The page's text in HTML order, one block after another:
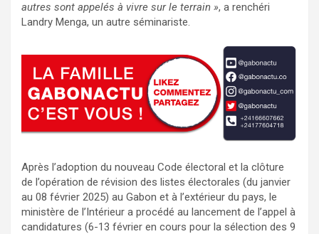
autres sont appelés à vivre sur le terrain », a renchéri
Landry Menga, un autre séminariste.
Après l’adoption du nouveau Code électoral et la clôture
de l’opération de révision des listes électorales (du janvier
au 08 février 2025) au Gabon et à l’extérieur du pays, le
ministère de l’Intérieur a procédé au lancement de l’appel à
candidatures (6-13 février en cours pour la sélection des 9